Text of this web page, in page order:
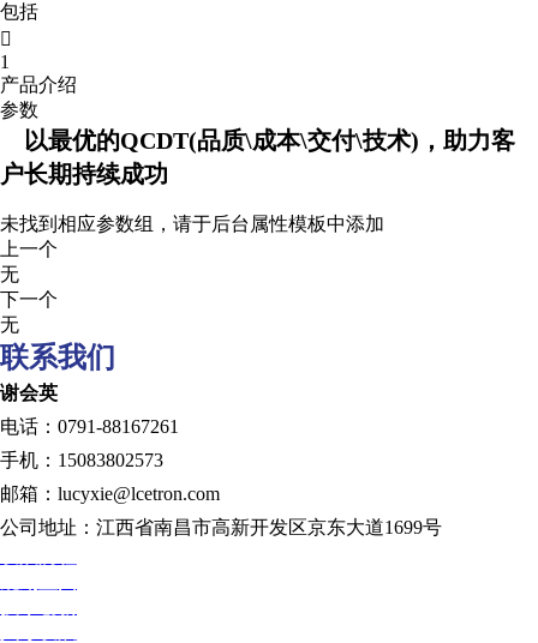
包括

1
产品介绍
参数
以最优的QCDT(品质\成本\交付\技术)，助力客
户长期持续成功
未找到相应参数组，请于后台属性模板中添加
上一个
无
下一个
无
联系我们
谢会英
电话：0791-88167261
手机：15083802573
邮箱：lucyxie@lcetron.com
公司地址：江西省南昌市高新开发区京东大道1699号